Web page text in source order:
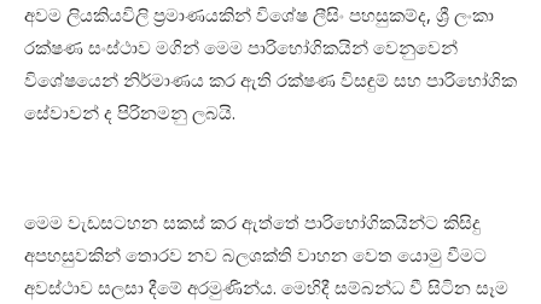
අවම ලියකියවිලි ප්‍රමාණයකින් විශේෂ ලීසිං පහසුකම්ද, ශ්‍රී ලංකා
රක්ෂණ සංස්ථාව මගින් මෙම පාරිභෝගිකයින් වෙනුවෙන්
විශේෂයෙන් නිර්මාණය කර ඇති රක්ෂණ විසඳුම් සහ පාරිභෝගික
සේවාවන් ද පිරිනමනු ලබයි.
මෙම වැඩසටහන සකස් කර ඇත්තේ පාරිභෝගිකයින්ට කිසිදු
අපහසුවකින් තොරව නව බලශක්ති වාහන වෙත යොමු වීමට
අවස්ථාව සලසා දීමේ අරමුණින්ය. මෙහිදී සම්බන්ධ වී සිටින සෑම